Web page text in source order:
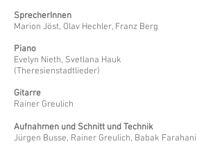
SprecherInnen
Marion Jöst, Olav Hechler, Franz Berg
Piano
Evelyn Nieth, Svetlana Hauk
(Theresienstadtlieder)
Gitarre
Rainer Greulich
Aufnahmen und Schnitt und Technik
Jürgen Busse, Rainer Greulich, Babak Farahani